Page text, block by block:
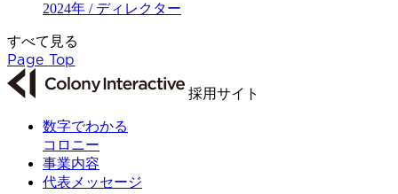
2024年 / ディレクター
すべて見る
Page Top
採用サイト
数字でわかる
コロニー
事業内容
代表メッセージ